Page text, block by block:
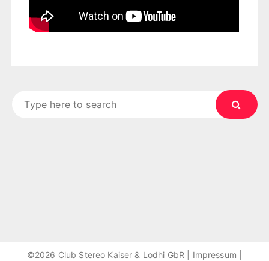
©2026 Club Stereo Kaiser & Lodhi GbR | Impressum